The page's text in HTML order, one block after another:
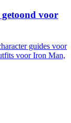
voor
guides voor
voor Iron Man,